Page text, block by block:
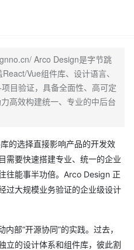
Arco Design是字节跳
Vue组件库、设计语言、
目验证，具备全面性、高可定
高效构建统一、专业的中后台
的选择直接影响产品的开发效
需要快速搭建专业、统一的企业
往能事半功倍。Arco Design 正
过大规模业务验证的企业级设计
部“开源协同”的实践。过去，
立的设计体系和组件库，彼此割